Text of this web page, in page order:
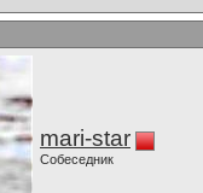
mari-star
Собеседник